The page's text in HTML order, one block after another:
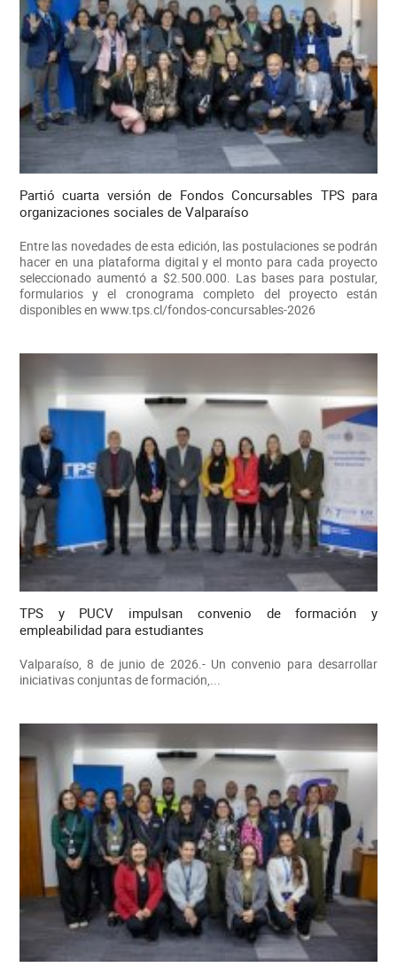
Partió cuarta versión de Fondos Concursables TPS para
organizaciones sociales de Valparaíso
Entre las novedades de esta edición, las postulaciones se podrán
hacer en una plataforma digital y el monto para cada proyecto
seleccionado aumentó a $2.500.000. Las bases para postular,
formularios y el cronograma completo del proyecto están
disponibles en www.tps.cl/fondos-concursables-2026
TPS y PUCV impulsan convenio de formación y
empleabilidad para estudiantes
Valparaíso, 8 de junio de 2026.- Un convenio para desarrollar
iniciativas conjuntas de formación,...